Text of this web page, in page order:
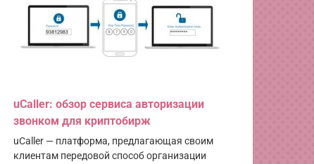
uCaller: обзор сервиса авторизации
звонком для криптобирж
uCaller — платформа, предлагающая своим
клиентам передовой способ организации